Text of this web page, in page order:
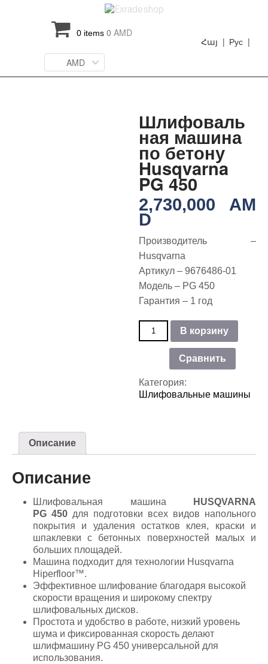
0 items 0 AMD
Рус |
Հայ |
AMD
Шлифоваль
ная машина
по бетону
Husqvarna
PG 450
2,730,000 AM
D
Производитель –
Husqvarna
Артикул – 9676486-01
Модель – PG 450
Гарантия – 1 год
Количество
Шлифовальная
бетону
Husqvarna
В корзину
Сравнить
Категория:
Шлифовальные машины
Описание
Описание
Шлифовальная машина
HUSQVARNA
PG 450 для подготовки всех видов напольного
покрытия и удаления остатков клея, краски и
шпаклевки с бетонных поверхностей малых и
больших площадей.
Машина подходит для технологии Husqvarna
Hiperfloor™.
Эффективное шлифование благодаря высокой
скорости вращения и широкому спектру
шлифовальных дисков.
Простота и удобство в работе, низкий уровень
шума и фиксированная скорость делают
шлифмашину PG 450 универсальной для
использования.